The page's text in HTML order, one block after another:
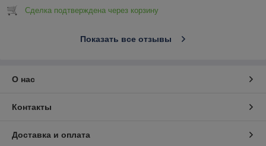
Сделка подтверждена через корзину
Показать все отзывы
О нас
Контакты
Доставка и оплата